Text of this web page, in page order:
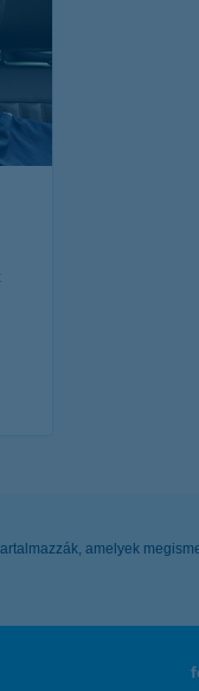
amelyek